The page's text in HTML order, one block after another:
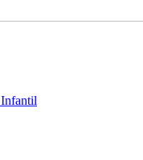
Infantil